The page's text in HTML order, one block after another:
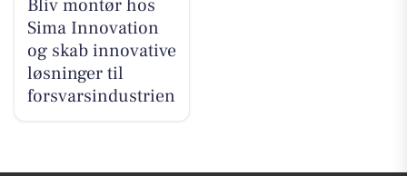
Bliv montør hos
Sima Innovation
og skab innovative
løsninger til
forsvarsindustrien